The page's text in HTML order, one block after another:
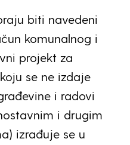
biti navedeni
komunalnog i
projekt za
se ne izdaje
i radovi
i drugim
izrađuje se u